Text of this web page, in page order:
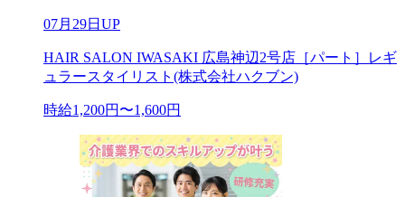
07月29日UP
HAIR SALON IWASAKI 広島神辺2号店［パート］レギ
ュラースタイリスト(株式会社ハクブン)
時給1,200円〜1,600円